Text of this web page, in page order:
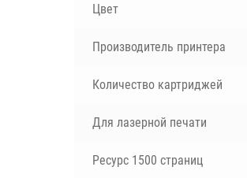
Цвет
Производитель принтера
Количество картриджей
Для лазерной печати
Ресурс 1500 страниц